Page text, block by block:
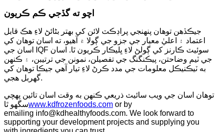
اچو ته گڏجي ڪم ڪريون
جيڪڏهن توهان پنهنجي پراڊڪٽ لائن کي بهتر بڻائڻ لاءِ هڪ قابل
اعتماد ۽ اعليٰ معيار جي جزو جي ڳولا ۾ آهيو، ته اسان توهان کي
اسان جي IQF سوئيٽ ڪارنز کي ڳولڻ لاءِ ڀليڪار ڪريون ٿا. اسان
جي ٽيم وضاحتن، پيڪنگنگ جي تفصيلن، نمونن جي ترتيبن، ۽ ڪنهن
به ٽيڪنيڪل معلومات جي مدد ڪرڻ لاءِ تيار آهي جيڪا توهان کي
گهربل هجي.
توهان اسان جي ويب سائيٽ ذريعي ڪنهن به وقت اسان تائين پهچي
سگهو ٿاwww.kdfrozenfoods.com or by
emailing info@kdhealthyfoods.com. We look forward to
supporting your development projects and supplying you